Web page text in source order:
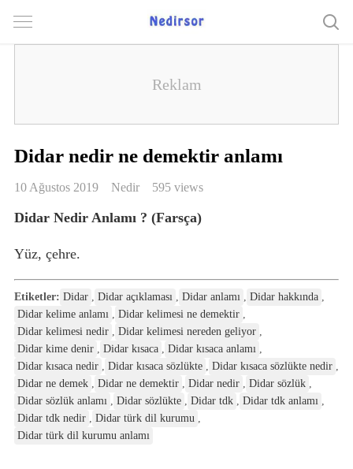
Didar nedir ne demektir anlamı
10 Ağustos 2019 Nedir 595 views
Didar Nedir Anlamı ? (Farsça)
Yüz, çehre.
Etiketler: Didar , Didar açıklaması , Didar anlamı , Didar hakkında ,
Didar kelime anlamı , Didar kelimesi ne demektir ,
Didar kelimesi nedir , Didar kelimesi nereden geliyor ,
Didar kime denir , Didar kısaca , Didar kısaca anlamı ,
Didar kısaca nedir , Didar kısaca sözlükte , Didar kısaca sözlükte nedir ,
Didar ne demek , Didar ne demektir , Didar nedir , Didar sözlük ,
Didar sözlük anlamı , Didar sözlükte , Didar tdk , Didar tdk anlamı ,
Didar tdk nedir , Didar türk dil kurumu ,
Didar türk dil kurumu anlamı